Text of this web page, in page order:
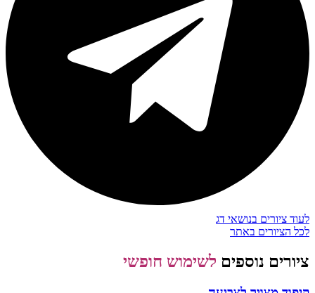
לעוד ציורים בנושאי דג
לכל הציורים באתר
ציורים נוספים לשימוש חופשי